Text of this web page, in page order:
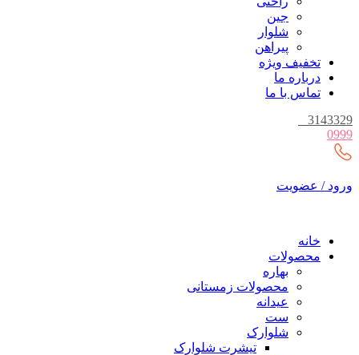
جین
شلوار
پیراهن
تخفیف ویژه
درباره ما
تماس با ما
3143329
0999
ورود / عضویت
خانه
محصولات
بهاره
محصولات زمستانی
عیدانه
ست
شلوارک
تیشرت شلوارک